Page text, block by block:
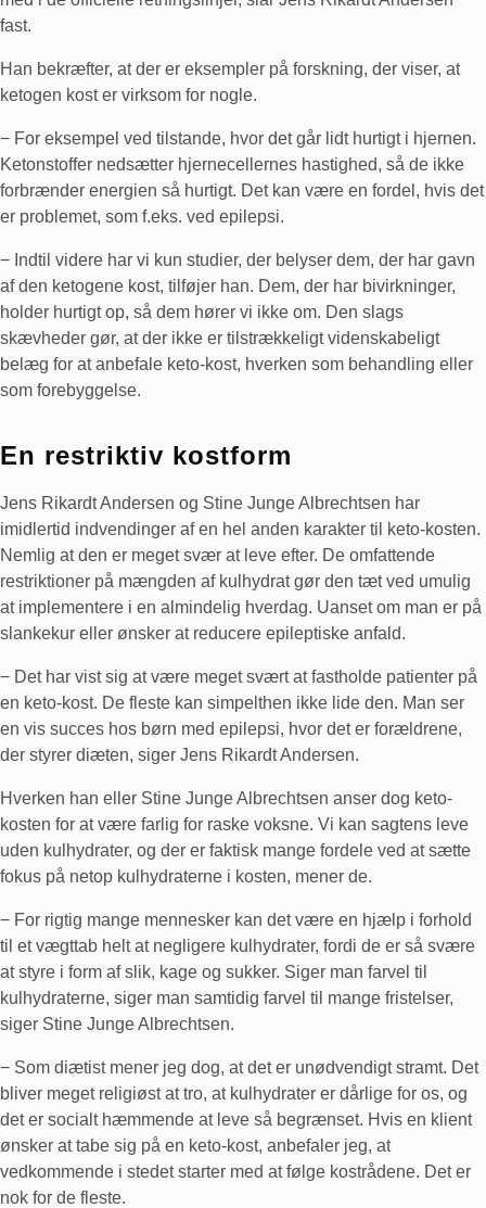
fast.
Han bekræfter, at der er eksempler på forskning, der viser, at
ketogen kost er virksom for nogle.
− For eksempel ved tilstande, hvor det går lidt hurtigt i hjernen.
Ketonstoffer nedsætter hjernecellernes hastighed, så de ikke
forbrænder energien så hurtigt. Det kan være en fordel, hvis det
er problemet, som f.eks. ved epilepsi.
− Indtil videre har vi kun studier, der belyser dem, der har gavn
af den ketogene kost, tilføjer han. Dem, der har bivirkninger,
holder hurtigt op, så dem hører vi ikke om. Den slags
skævheder gør, at der ikke er tilstrækkeligt videnskabeligt
belæg for at anbefale keto-kost, hverken som behandling eller
som forebyggelse.
En restriktiv kostform
Jens Rikardt Andersen og Stine Junge Albrechtsen har
imidlertid indvendinger af en hel anden karakter til keto-kosten.
Nemlig at den er meget svær at leve efter. De omfattende
restriktioner på mængden af kulhydrat gør den tæt ved umulig
at implementere i en almindelig hverdag. Uanset om man er på
slankekur eller ønsker at reducere epileptiske anfald.
− Det har vist sig at være meget svært at fastholde patienter på
en keto-kost. De fleste kan simpelthen ikke lide den. Man ser
en vis succes hos børn med epilepsi, hvor det er forældrene,
der styrer diæten, siger Jens Rikardt Andersen.
Hverken han eller Stine Junge Albrechtsen anser dog keto-
kosten for at være farlig for raske voksne. Vi kan sagtens leve
uden kulhydrater, og der er faktisk mange fordele ved at sætte
fokus på netop kulhydraterne i kosten, mener de.
− For rigtig mange mennesker kan det være en hjælp i forhold
til et vægttab helt at negligere kulhydrater, fordi de er så svære
at styre i form af slik, kage og sukker. Siger man farvel til
kulhydraterne, siger man samtidig farvel til mange fristelser,
siger Stine Junge Albrechtsen.
− Som diætist mener jeg dog, at det er unødvendigt stramt. Det
bliver meget religiøst at tro, at kulhydrater er dårlige for os, og
det er socialt hæmmende at leve så begrænset. Hvis en klient
ønsker at tabe sig på en keto-kost, anbefaler jeg, at
vedkommende i stedet starter med at følge kostrådene. Det er
nok for de fleste.